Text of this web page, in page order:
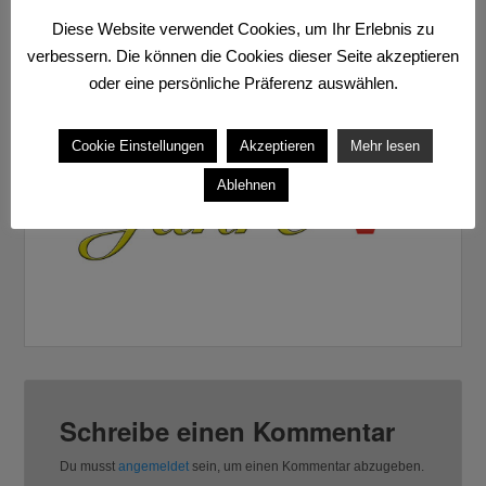
Schreibe einen Kommentar
Du musstangemeldet sein, um einen Kommentar abzugeben.
Diese Website verwendet Cookies, um Ihr Erlebnis zu
verbessern. Die können die Cookies dieser Seite akzeptieren
oder eine persönliche Präferenz auswählen.
Cookie Einstellungen Akzeptieren Mehr lesen
Ablehnen